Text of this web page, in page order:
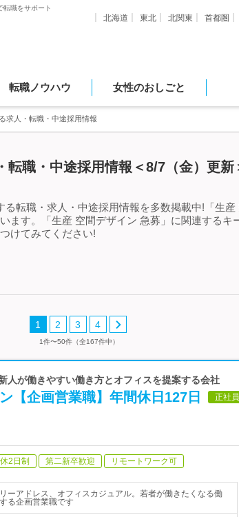
転職をサポート
北海道 東北 北関東 首都圏
転職ノウハウ 女性のおしごと
求人・転職・中途採用情報
職・中途採用情報＜8/7（金）更新
転職・求人・中途採用情報を多数掲載中!「生
ます。「生産 空間デザイン 急募」に関連するキ
けてみてください!
1 2 3 4
1件〜50件（全167件中）
人が働きやすい働き方とオフィスを提案する会社
【企画営業職】年間休日127日 正社員
2日制 第二新卒歓迎 リモートワーク可
ーアドレス、オフィスカジュアル。若者が働きたくなる働
る企画営業職です